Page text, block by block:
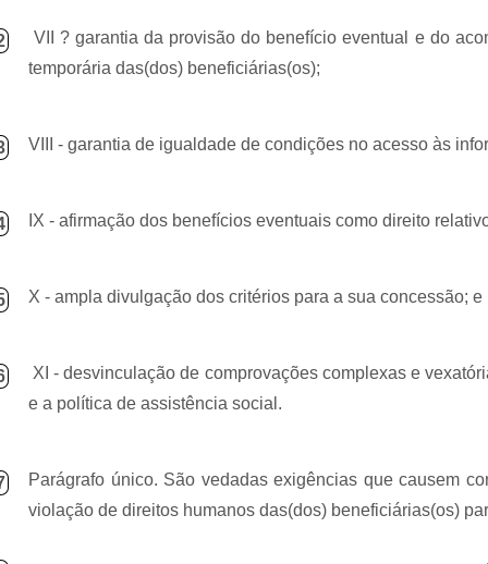
VII ? garantia da provisão do benefício eventual e do
temporária das(dos) beneficiárias(os);
VIII - garantia de igualdade de condições no acesso às
IX - afirmação dos benefícios eventuais como direito
X - ampla divulgação dos critérios para a sua concessão; e
XI - desvinculação de comprovações complexas e
e a política de assistência social.
Parágrafo único. São vedadas exigências que causem
violação de direitos humanos das(dos) beneficiárias(os)